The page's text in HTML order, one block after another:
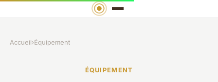
Accueil›Équipement
ÉQUIPEMENT